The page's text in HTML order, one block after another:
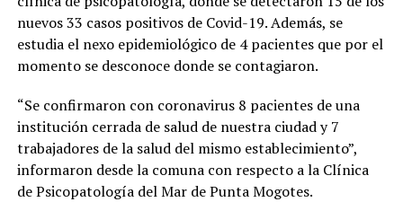
nuevos 33 casos positivos de Covid-19. Además, se
estudia el nexo epidemiológico de 4 pacientes que por el
momento se desconoce donde se contagiaron.
“Se confirmaron con coronavirus 8 pacientes de una
institución cerrada de salud de nuestra ciudad y 7
trabajadores de la salud del mismo establecimiento”,
informaron desde la comuna con respecto a la Clínica
de Psicopatología del Mar de Punta Mogotes.